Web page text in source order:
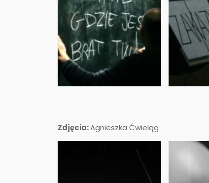
Zdjęcia:Agnieszka Ćwieląg